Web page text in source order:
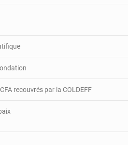
recouvrés par la COLDEFF